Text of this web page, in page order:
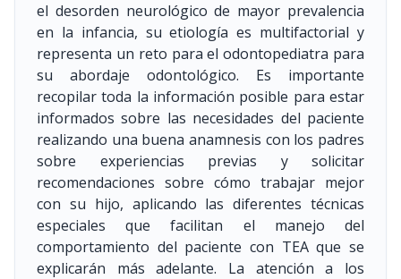
el desorden neurológico de mayor prevalencia
en la infancia, su etiología es multifactorial y
representa un reto para el odontopediatra para
su abordaje odontológico. Es importante
recopilar toda la información posible para estar
informados sobre las necesidades del paciente
realizando una buena anamnesis con los padres
sobre experiencias previas y solicitar
recomendaciones sobre cómo trabajar mejor
con su hijo, aplicando las diferentes técnicas
especiales que facilitan el manejo del
comportamiento del paciente con TEA que se
explicarán más adelante. La atención a los